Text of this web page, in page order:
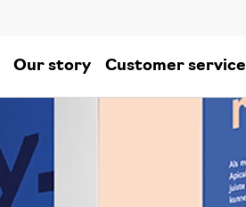
Our story Customer service